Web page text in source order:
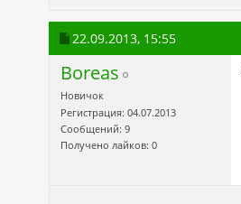
22.09.2013, 15:55
Boreas
Новичок
Регистрация: 04.07.2013
Сообщений: 9
Получено лайков: 0